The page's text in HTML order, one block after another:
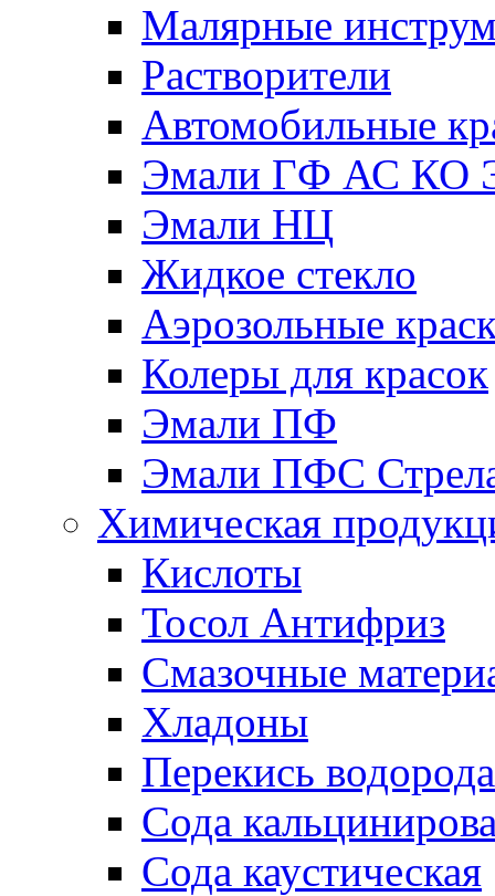
Малярные
Растворители
Автомобильные
Эмали ГФ АС КО
Эмали НЦ
Жидкое стекло
Аэрозольные
Колеры для красок
Эмали ПФ
Эмали ПФС
Химическая
Кислоты
Тосол Антифриз
Смазочные
Хладоны
Перекись водорода
Сода
Сода каустическая